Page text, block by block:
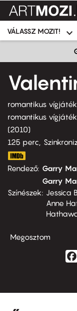
Moziválasztó
menü
VÁLASSZ MOZIT!
romantikus vígjáték
romantikus vígjáték
2010
125 perc,
Rendező Garry
Garry
Színészek
Jessica
Anne
Megosztom